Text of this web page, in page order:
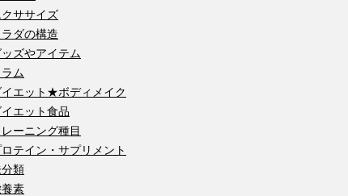
クササイズ
ラダの構造
ッズやアイテム
ラム
イエット★ボディメイク
イエット食品
レーニング種目
ロテイン・サプリメント
類
素